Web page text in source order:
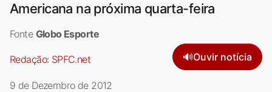
Americana na próxima quarta-feira
Fonte Globo Esporte
Redação: SPFC.net 🔊Ouvir notícia
9 de Dezembro de 2012